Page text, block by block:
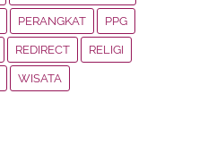
PERANGKAT PPG
REDIRECT RELIGI
WISATA